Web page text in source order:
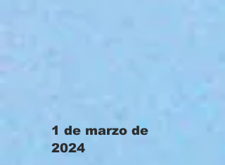
1 de marzo de
2024